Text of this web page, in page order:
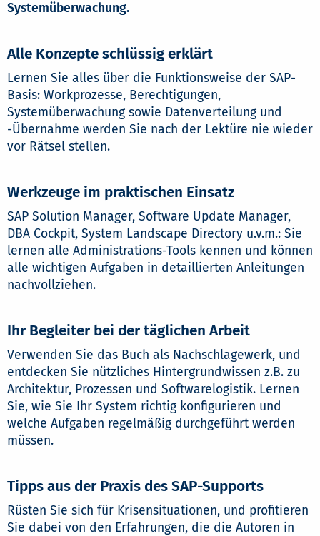
Systemüberwachung.
Alle Konzepte schlüssig erklärt
Lernen Sie alles über die Funktionsweise der SAP-
Basis: Workprozesse, Berechtigungen,
Systemüberwachung sowie Datenverteilung und
-Übernahme werden Sie nach der Lektüre nie wieder
vor Rätsel stellen.
Werkzeuge im praktischen Einsatz
SAP Solution Manager, Software Update Manager,
DBA Cockpit, System Landscape Directory u.v.m.: Sie
lernen alle Administrations-Tools kennen und können
alle wichtigen Aufgaben in detaillierten Anleitungen
nachvollziehen.
Ihr Begleiter bei der täglichen Arbeit
Verwenden Sie das Buch als Nachschlagewerk, und
entdecken Sie nützliches Hintergrundwissen z.B. zu
Architektur, Prozessen und Softwarelogistik. Lernen
Sie, wie Sie Ihr System richtig konfigurieren und
welche Aufgaben regelmäßig durchgeführt werden
müssen.
Tipps aus der Praxis des SAP-Supports
Rüsten Sie sich für Krisensituationen, und profitieren
Sie dabei von den Erfahrungen, die die Autoren in